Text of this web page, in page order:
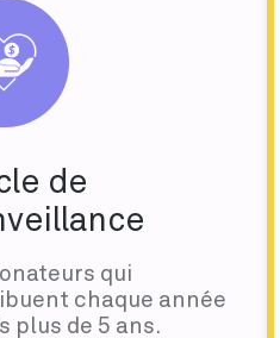
de
qui
chaque année
plus de 5 ans.